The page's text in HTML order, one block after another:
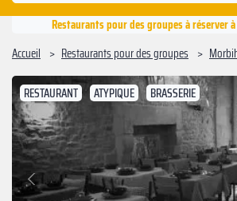
Restaurants pour des groupes à réserver
Accueil
Restaurants pour des groupes
RESTAURANT ATYPIQUE BRASSERIE
Précédent